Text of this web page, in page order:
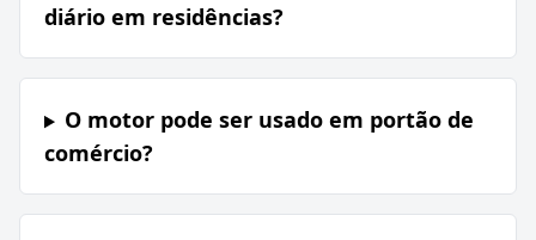
diário em residências?
O motor pode ser usado em portão de
comércio?